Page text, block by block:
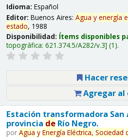
Idioma: Español
Editor: Buenos Aires: Agua y energía
estado, 1988
Disponibilidad: Ítems disponibles
topográfica: 621.374.5/A282/v.3 (1).
Hacer
Agregar al
Estación transformadora San
provincia deRío Negro.
por Agua y Energía Eléctrica, Sociedad